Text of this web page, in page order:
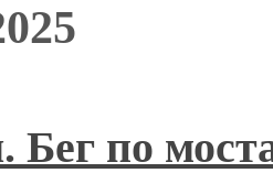
Бег по